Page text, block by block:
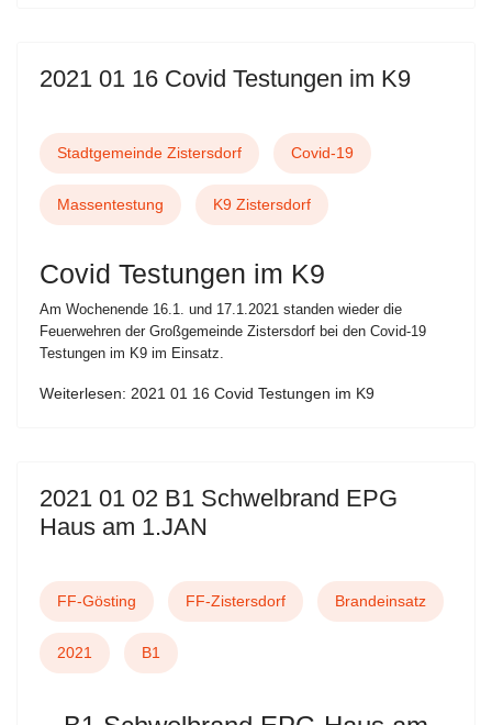
2021 01 16 Covid Testungen im K9
Stadtgemeinde Zistersdorf Covid-19
Massentestung K9 Zistersdorf
Covid Testungen im K9
Am Wochenende 16.1. und 17.1.2021 standen wieder die
Feuerwehren der Großgemeinde Zistersdorf bei den Covid-19
Testungen im K9 im Einsatz.
Weiterlesen: 2021 01 16 Covid Testungen im K9
2021 01 02 B1 Schwelbrand EPG
Haus am 1.JAN
FF-Gösting FF-Zistersdorf Brandeinsatz
2021 B1